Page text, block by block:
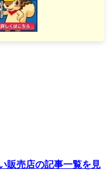
販売店の記事一覧を見